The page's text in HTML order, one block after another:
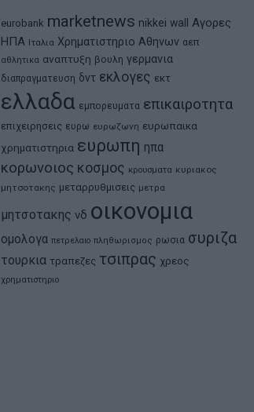
eurobank marketnews nikkei wall
Αγορες
ΗΠΑ Ιταλια Χρηματιστηριο Αθηνων αεπ
αθλητικα αναπτυξη βουλη γερμανια
διαπραγματευση δντ εκλογες εκτ
ελλαδα εμπορευματα επικαιροτητα
επιχειρησεις ευρω ευρωζωνη ευρωπαικα
χρηματιστηρια ευρωπη ηπα
κορωνοιος κοσμος κρουσματα κυριακος
μητσοτακης μεταρρυθμισεις μετρα
μητσοτακης νδ οικονομια
ομολογα πετρελαιο πληθωρισμος ρωσια συριζα
τουρκια τραπεζες τσιπρας χρεος
χρηματιστηριο